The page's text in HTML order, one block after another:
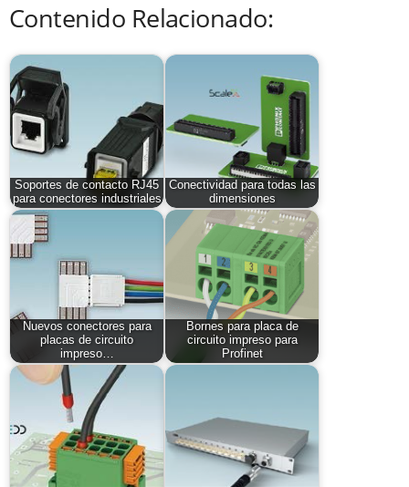
Contenido Relacionado:
Soportes de contacto RJ45
para conectores industriales
Conectividad para todas las
dimensiones
Nuevos conectores para
placas de circuito
impreso…
Bornes para placa de
circuito impreso para
Profinet